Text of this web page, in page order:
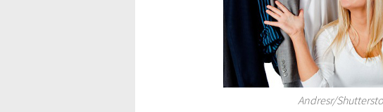
Andresr/